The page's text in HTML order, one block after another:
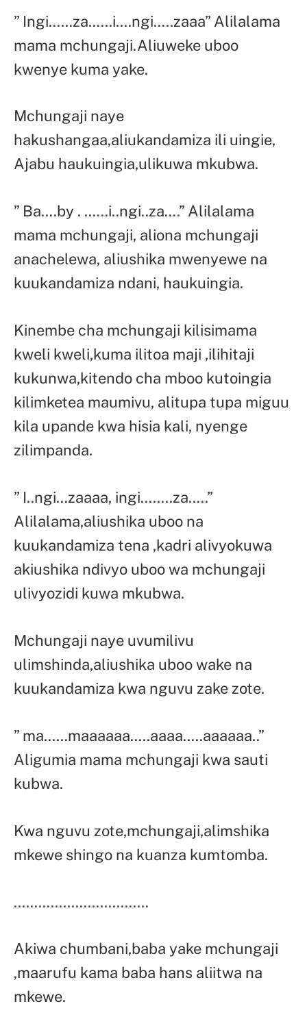
” Ingi……za……i….ngi…..zaaa” Alilalama
mama mchungaji.Aliuweke uboo
kwenye kuma yake.
Mchungaji naye
hakushangaa,aliukandamiza ili uingie,
Ajabu haukuingia,ulikuwa mkubwa.
” Ba….by . ……i..ngi..za….” Alilalama
mama mchungaji, aliona mchungaji
anachelewa, aliushika mwenyewe na
kuukandamiza ndani, haukuingia.
Kinembe cha mchungaji kilisimama
kweli kweli,kuma ilitoa maji ,ilihitaji
kukunwa,kitendo cha mboo kutoingia
kilimketea maumivu, alitupa tupa miguu
kila upande kwa hisia kali, nyenge
zilimpanda.
” I..ngi…zaaaa, ingi……..za…..”
Alilalama,aliushika uboo na
kuukandamiza tena ,kadri alivyokuwa
akiushika ndivyo uboo wa mchungaji
ulivyozidi kuwa mkubwa.
Mchungaji naye uvumilivu
ulimshinda,aliushika uboo wake na
kuukandamiza kwa nguvu zake zote.
” ma……maaaaaa…..aaaa…..aaaaaa..”
Aligumia mama mchungaji kwa sauti
kubwa.
Kwa nguvu zote,mchungaji,alimshika
mkewe shingo na kuanza kumtomba.
……………………………
Akiwa chumbani,baba yake mchungaji
,maarufu kama baba hans aliitwa na
mkewe.